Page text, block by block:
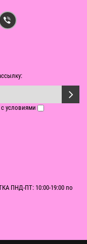
условиями
ПНД-ПТ: 10:00-19:00 по